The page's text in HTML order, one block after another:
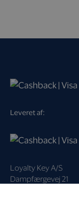
Leveret af:
Loyalty Key A/S
Dampfærgevej 21